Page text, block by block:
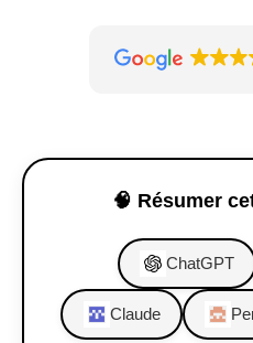
🧠 Résumer
ChatGPT
Claude